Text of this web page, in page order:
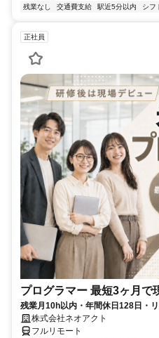
残業なし 交通費支給 駅近5分以内 シフ
正社員
プログラマー 最短3ヶ月で
残業月10h以内・年間休日128日・
株式会社ネオアクト
フルリモート